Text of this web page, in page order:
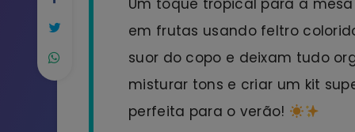
Um toque tropical para a
em frutas usando feltro
suor do copo e deixam tudo
misturar tons e criar um kit
perfeita para o verão!